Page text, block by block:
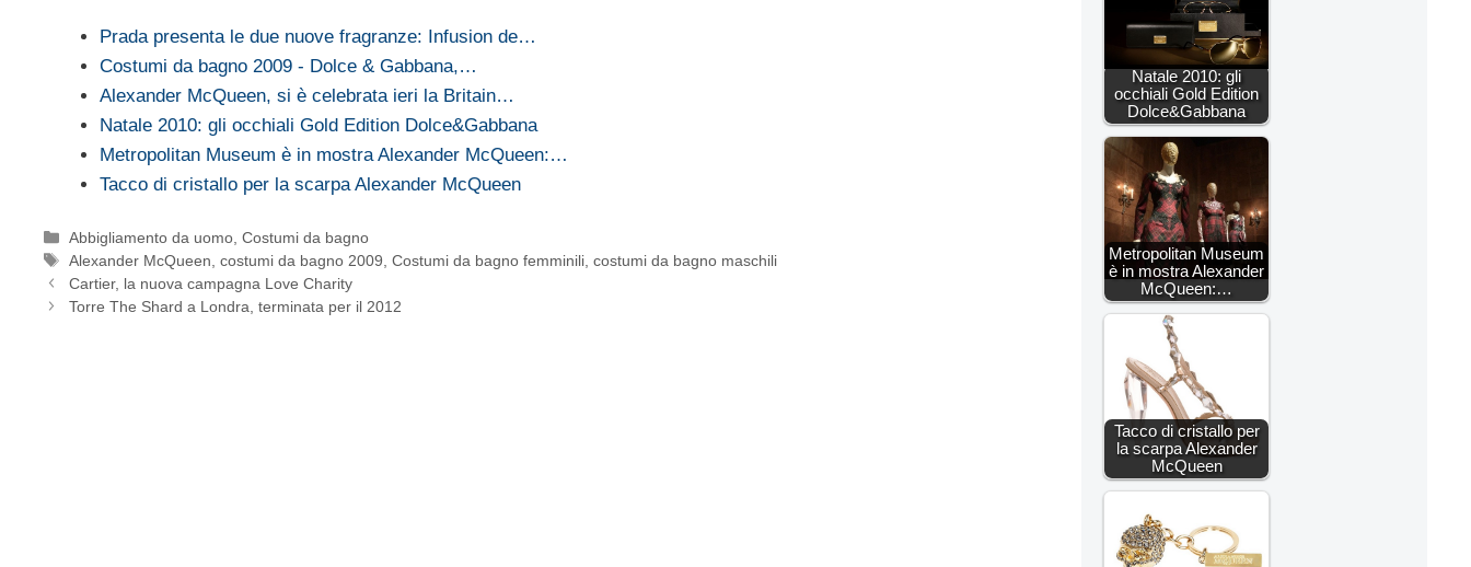
Prada presenta le due nuove fragranze: Infusion de…
Costumi da bagno 2009 - Dolce & Gabbana,…
Alexander McQueen, si è celebrata ieri la Britain…
Natale 2010: gli occhiali Gold Edition Dolce&Gabbana
Metropolitan Museum è in mostra Alexander McQueen:…
Tacco di cristallo per la scarpa Alexander McQueen
Categorie
Abbigliamento da uomo ,Costumi da bagno
Tag
Alexander McQueen ,costumi da bagno 2009 ,Costumi da bagno femminili ,costumi da bagno maschili
Cartier, la nuova campagna Love Charity
Torre The Shard a Londra, terminata per il 2012
Natale 2010: gli
occhiali Gold Edition
Dolce&Gabbana
Metropolitan Museum
è in mostra Alexander
McQueen:…
Tacco di cristallo per
la scarpa Alexander
McQueen